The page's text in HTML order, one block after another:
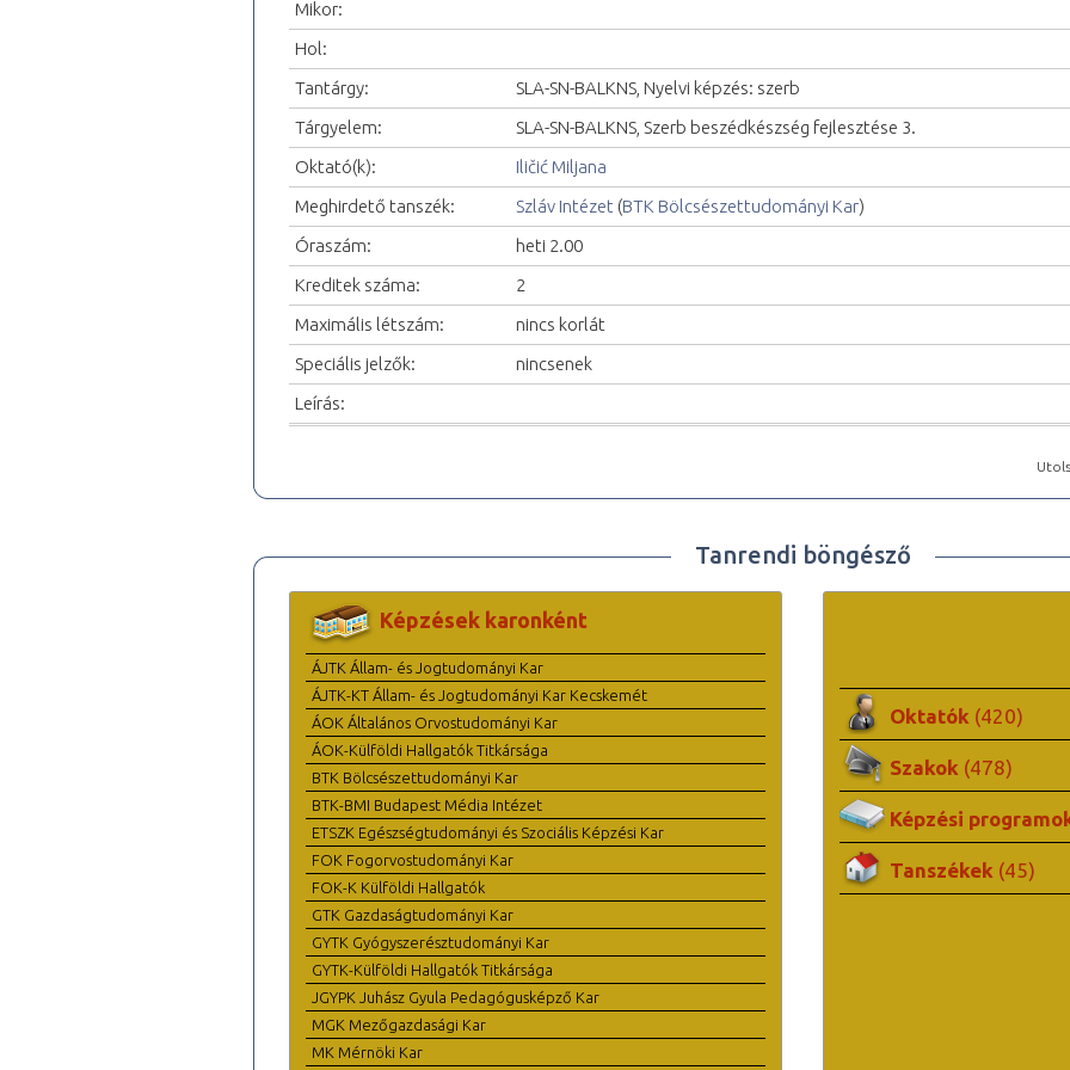
Mikor:
Hol:
Tantárgy:
SLA-SN-BALKNS, Nyelvi képzés: szerb
Tárgyelem:
SLA-SN-BALKNS, Szerb beszédkészség fejlesztése 3.
Oktató(k):
Iličić Miljana
Meghirdető tanszék:
Szláv Intézet (BTK Bölcsészettudományi Kar)
Óraszám:
heti 2.00
Kreditek száma:
2
Maximális létszám:
nincs korlát
Speciális jelzők:
nincsenek
Leírás:
Tanrendi böngésző
Képzések karonként
ÁJTK Állam- és Jogtudományi Kar
ÁJTK-KT Állam- és Jogtudományi Kar Kecskemét
ÁOK Általános Orvostudományi Kar
ÁOK-Külföldi Hallgatók Titkársága
BTK Bölcsészettudományi Kar
BTK-BMI Budapest Média Intézet
ETSZK Egészségtudományi és Szociális Képzési Kar
FOK Fogorvostudományi Kar
FOK-K Külföldi Hallgatók
GTK Gazdaságtudományi Kar
GYTK Gyógyszerésztudományi Kar
GYTK-Külföldi Hallgatók Titkársága
JGYPK Juhász Gyula Pedagógusképző Kar
MGK Mezőgazdasági Kar
MK Mérnöki Kar
Oktatók (420)
Szakok (478)
Képzési
Tanszékek (45)